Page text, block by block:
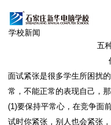
学校新闻
五
面试紧张是很多学生所困扰
常，不能正常的表现自己，
(1)要保持平常心，在竞争面
试时你紧张，别人也会紧张